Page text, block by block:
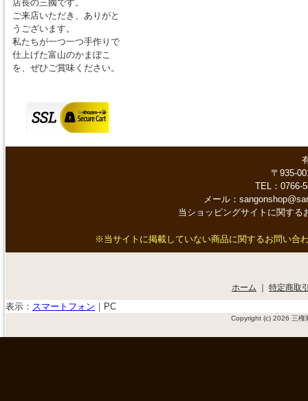
店長の三國です。
ご来店いただき、ありがと
うございます。
私たちが一つ一つ手作りで
仕上げた富山のかまぼこ
を、ぜひご賞味ください。
〒935-
TEL：0766-
メール：
当ショッピングサイトに関す
※当サイトに掲載していない商品に関するお問い合
ホーム ｜ 特定商取
表示： スマートフォン ｜ PC
Copyright (c) 2026 三権